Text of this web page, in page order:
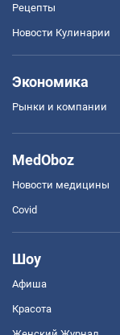
Рецепты
Новости Кулинарии
Экономика
Рынки и компании
MedOboz
Новости медицины
Covid
Шоу
Афиша
Красота